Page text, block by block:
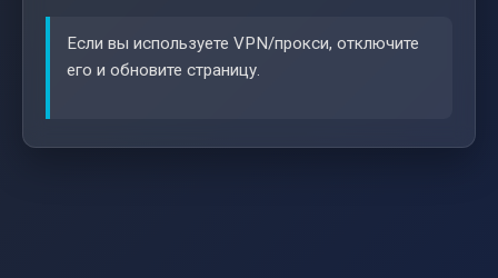
Если вы используете VPN/прокси, отключите
его и обновите страницу.